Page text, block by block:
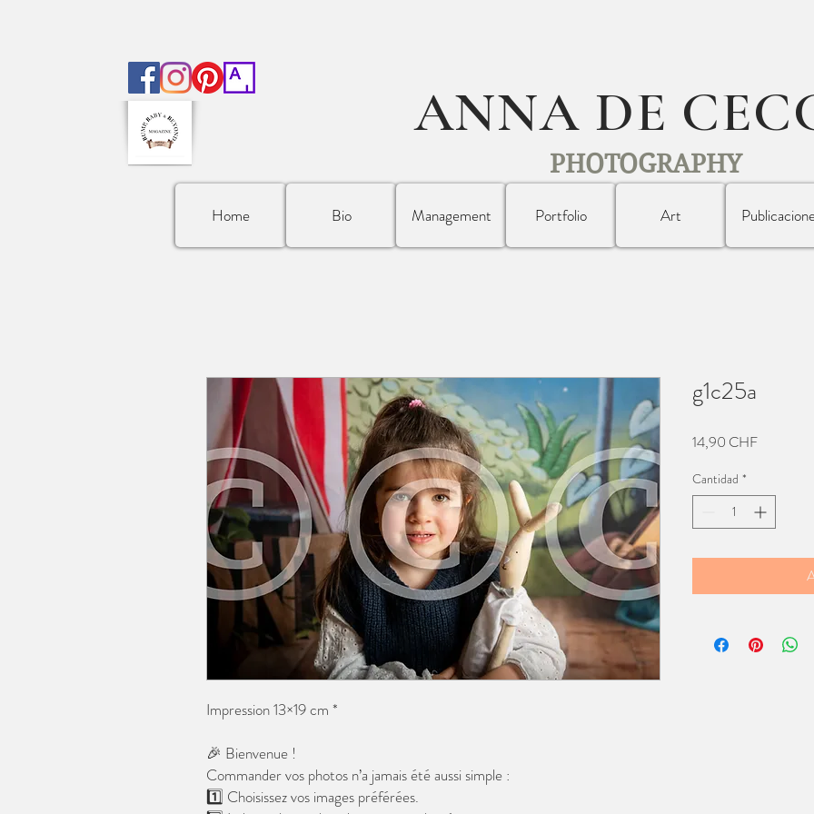
ANNA DE
PHOTOGRAPHY
Home Bio Management Portfolio Art
Impression 13×19 cm *
🎉 Bienvenue !
Commander vos photos n’a jamais été aussi simple :
1️⃣ Choisissez vos images préférées.
g1c25a
14,90 CHFPrecio
Cantidad *